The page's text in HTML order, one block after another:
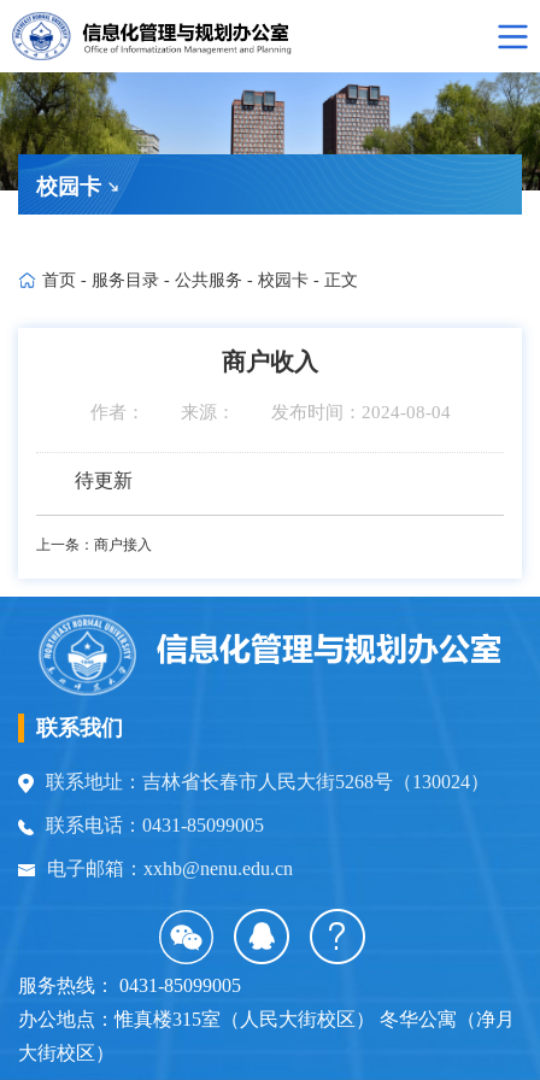
校园卡
首页 - 服务目录 - 公共服务 - 校园卡 - 正文
商户收入
作者： 来源： 发布时间：2024-08-04
待更新
上一条：商户接入
联系我们
联系地址：吉林省长春市人民大街5268号（130024）
联系电话：0431-85099005
电子邮箱：xxhb@nenu.edu.cn
服务热线： 0431-85099005
办公地点：惟真楼315室（人民大街校区） 冬华公寓（净月
大街校区）